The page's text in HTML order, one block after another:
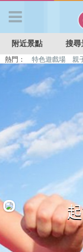
APP登入
首 頁
搜尋景點
好康優惠
最新留言
商家合作
附近景點 搜尋
熱門： 特色遊戲場 親
溜滑梯民宿
觀光工廠